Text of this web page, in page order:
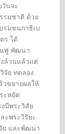
นจะ
รมชาติ ด้วย
มชนกาธิเบ
ร ได้
นฟู พัฒนา
ล้วนแล้วแต่
จัย ทดลอง
วขยายผลให้
ะหยัด
มีพระวิสัย
ะพระวิริยะ
ย และพัฒนา